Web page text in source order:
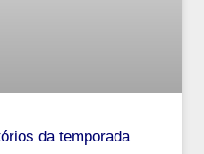
da temporada